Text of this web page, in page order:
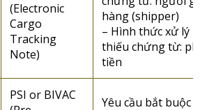
(Electronic
Cargo
Tracking
Note)
hàng (shipper)
– Hình thức xử lý
thiếu chứng từ:
tiền
PSI or BIVAC
Yêu cầu bắt buộc